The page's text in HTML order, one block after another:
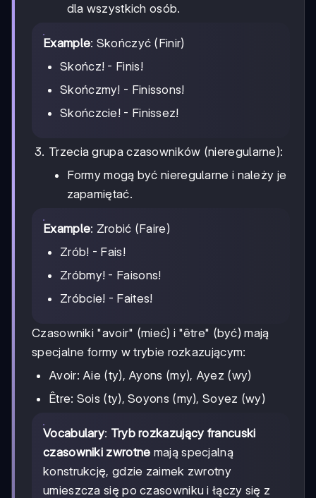
dla wszystkich osób.
Example: Skończyć (Finir)
Skończ! - Finis!
Skończmy! - Finissons!
Skończcie! - Finissez!
Trzecia grupa czasowników (nieregularne):
Formy mogą być nieregularne i należy je
zapamiętać.
Example: Zrobić (Faire)
Zrób! - Fais!
Zróbmy! - Faisons!
Zróbcie! - Faites!
Czasowniki "avoir" (mieć) i "être" (być) mają
specjalne formy w trybie rozkazującym:
Avoir: Aie (ty), Ayons (my), Ayez (wy)
Être: Sois (ty), Soyons (my), Soyez (wy)
Vocabulary: Tryb rozkazujący francuski
czasowniki zwrotne mają specjalną
konstrukcję, gdzie zaimek zwrotny
umieszcza się po czasowniku i łączy się z